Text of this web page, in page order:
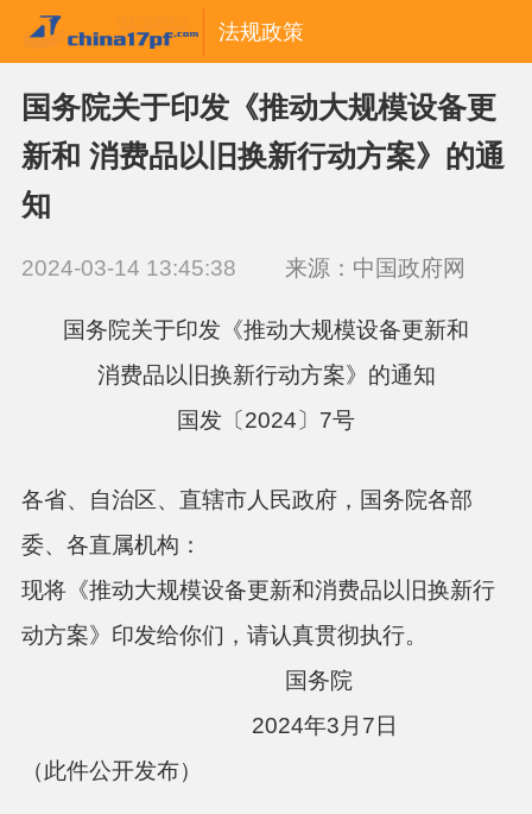
法规政策
国务院关于印发《推动大规模设备更
新和 消费品以旧换新行动方案》的通
知
2024-03-14 13:45:38 来源：中国政府网
国务院关于印发《推动大规模设备更新和
消费品以旧换新行动方案》的通知
国发〔2024〕7号
各省、自治区、直辖市人民政府，国务院各部
委、各直属机构：
现将《推动大规模设备更新和消费品以旧换新行
动方案》印发给你们，请认真贯彻执行。
国务院
2024年3月7日
（此件公开发布）